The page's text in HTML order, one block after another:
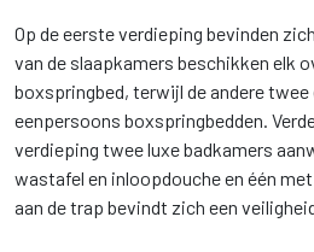
Op de eerste verdieping bevinden
van de slaapkamers beschikken elk
boxspringbed, terwijl de andere
eenpersoons boxspringbedden.
verdieping twee luxe badkamers
wastafel en inloopdouche en één
aan de trap bevindt zich een